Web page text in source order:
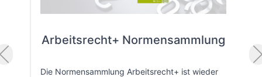
Arbeitsrecht+ Normensammlung
Die Normensammlung Arbeitsrecht+ ist wieder